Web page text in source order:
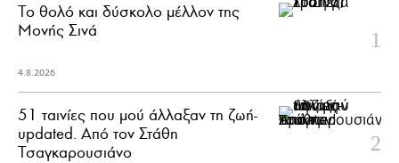
Το θολό και δύσκολο μέλλον της
Μονής Σινά
4.8.2026
51 ταινίες που μού άλλαξαν τη ζωή-
updated. Aπό τον Στάθη
Τσαγκαρουσιάνο